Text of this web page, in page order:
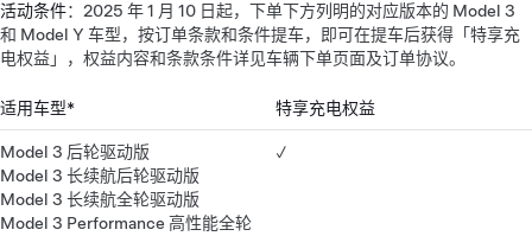
活动条件：2025 年 1 月 10 日起，下单下方列明的对应版本的 Model 3
和 Model Y 车型，按订单条款和条件提车，即可在提车后获得「特享充
电权益」，权益内容和条款条件详见车辆下单页面及订单协议。
适用车型* 特享充电权益
Model 3 后轮驱动版
Model 3 长续航后轮驱动版
Model 3 长续航全轮驱动版
Model 3 Performance 高性能全轮
✓